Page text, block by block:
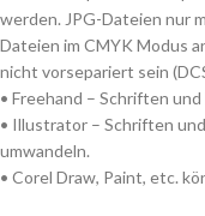
werden. JPG-Dateien nur
Dateien im CMYK Modus
nicht vorsepariert sein
• Freehand – Schriften
• Illustrator – Schriften
umwandeln.
• Corel Draw, Paint, etc.